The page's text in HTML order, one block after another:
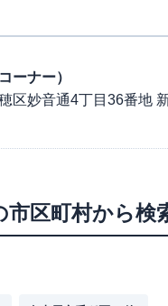
ーナー）
区妙音通4丁目36番地
市区町村から検